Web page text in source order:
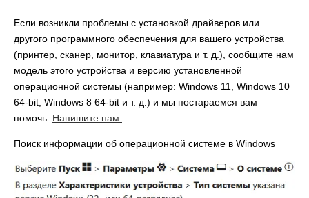
Если возникли проблемы с установкой драйверов или
другого программного обеспечения для вашего устройства
(принтер, сканер, монитор, клавиатура и т. д.), сообщите нам
модель этого устройства и версию установленной
операционной системы (например: Windows 11, Windows 10
64-bit, Windows 8 64-bit и т. д.) и мы постараемся вам
помочь. Напишите нам.
Поиск информации об операционной системе в Windows